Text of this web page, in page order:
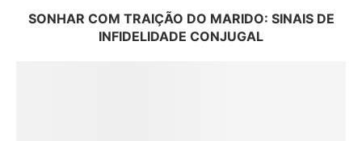
SONHAR COM TRAIÇÃO DO MARIDO: SINAIS DE
INFIDELIDADE CONJUGAL